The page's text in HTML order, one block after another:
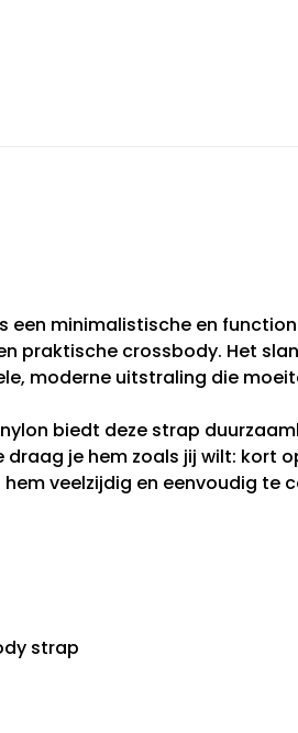
een minimalistische en
praktische crossbody. Het
moderne uitstraling die
biedt deze strap
je hem zoals jij wilt: kort
veelzijdig en eenvoudig te
strap